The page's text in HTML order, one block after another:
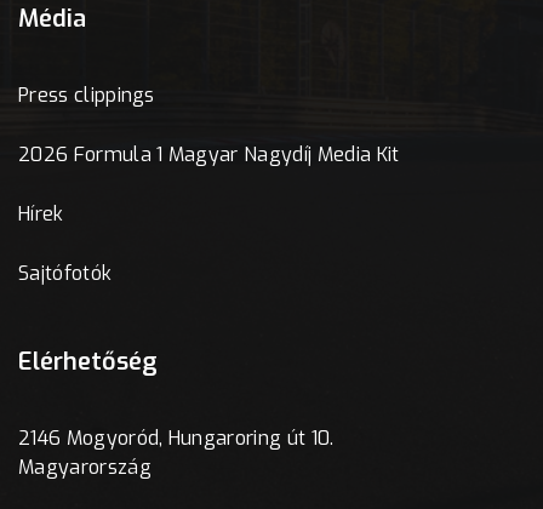
Média
Press clippings
2026 Formula 1 Magyar Nagydíj Media Kit
Hírek
Sajtófotók
Elérhetőség
2146 Mogyoród, Hungaroring út 10.
Magyarország